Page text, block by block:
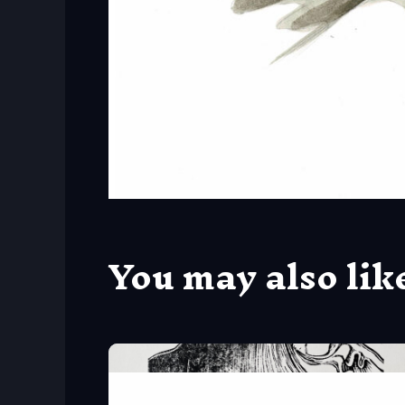
You may also